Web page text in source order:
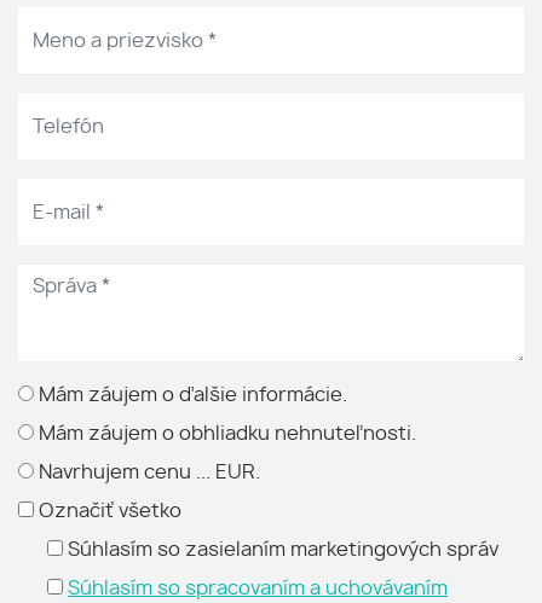
Mám záujem o ďalšie informácie.
Mám záujem o obhliadku nehnuteľnosti.
Navrhujem cenu ... EUR.
Označiť všetko
Súhlasím so zasielaním marketingových správ
Súhlasím so spracovaním a uchovávaním